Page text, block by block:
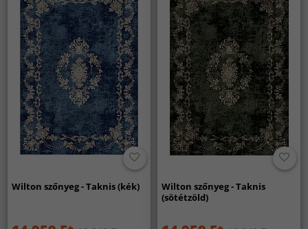
Wilton szőnyeg - Taknis (kék)
Wilton szőnyeg - Taknis
(sötétzöld)